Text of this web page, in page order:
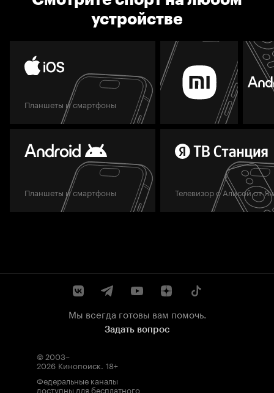
устройстве
Планшеты и смартфоны
Планшеты и смартфоны Телевизор с Алисой от
Мы всегда готовы вам помочь.
Задать вопрос
© 2003–
2026 Кинопоиск 18+
Федеральные каналы
доступны для бесплатного